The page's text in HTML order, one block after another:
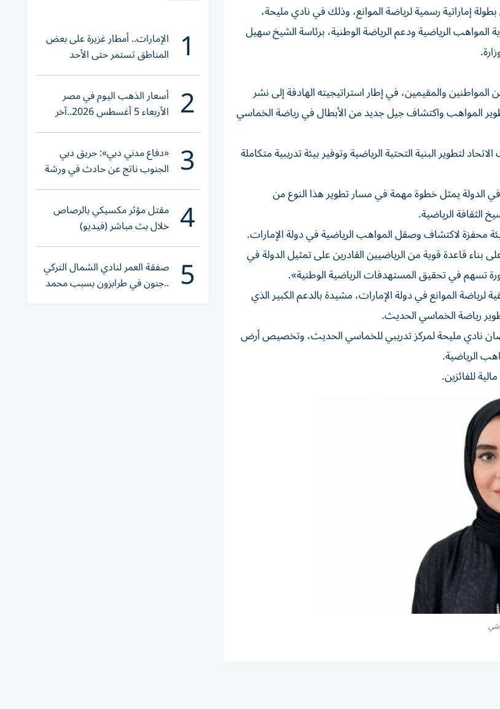
إماراتية رسمية لرياضة الموانع، وذلك في نادي مليحة،
المواهب الرياضية ودعم الرياضة الوطنية، برئاسة الشيخ سهيل
والمقيمين، في إطار استراتيجيته الهادفة إلى نشر
المواهب واكتشاف جيل جديد من الأبطال في رياضة الخماسي
لتطوير البنية التحتية الرياضية وتوفير بيئة تدريبية متكاملة
الدولة يمثل خطوة مهمة في مسار تطوير هذا النوع من
الثقافة الرياضية.
محفزة لاكتشاف وصقل المواهب الرياضية في دولة الإمارات.
بناء قاعدة قوية من الرياضيين القادرين على تمثيل الدولة في
تسهم في تحقيق المستهدفات الرياضية الوطنية».
الموانع في دولة الإمارات، مشيدة بالدعم الكبير الذي
رياضة الخماسي الحديث.
نادي مليحة لمركز تدريبي للخماسي الحديث، وتخصيص أرض
الرياضية.
للفائزين.
1 الإمارات.. أمطار غزيرة على بعض
المناطق تستمر حتى الأحد
2 أسعار الذهب اليوم في مصر
الأربعاء 5 أغسطس 2026..آخر
تحديث لعيار 21
3 «دفاع مدني دبي»: حريق دبي
الجنوب ناتج عن حادث في ورشة
ولا إصابات
4 مقتل مؤثر مكسيكي بالرصاص
خلال بث مباشر (فيديو)
5 صفقة العمر لنادي الشمال التركي
..جنون في طرابزون بسبب محمد